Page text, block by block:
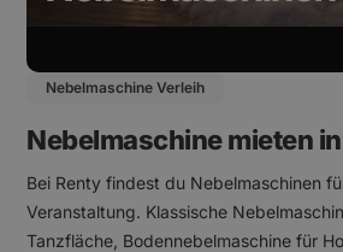
Nebelmaschine Verleih
Nebelmaschine mieten in
Bei Renty findest du Nebelmaschinen
Veranstaltung. Klassische
Tanzfläche, Bodennebelmaschine für